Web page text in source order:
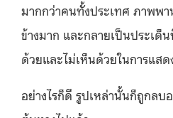
มากกว่าคนทั้งประเทศ ภาพพา
ข้างมาก และกลายเป็นประเด็
ด้วยและไม่เห็นด้วยในการแส
อย่างไรก็ดี รูปเหล่านั้นก็ถูกลบ